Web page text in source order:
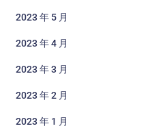
2023 年 5 月
2023 年 4 月
2023 年 3 月
2023 年 2 月
2023 年 1 月